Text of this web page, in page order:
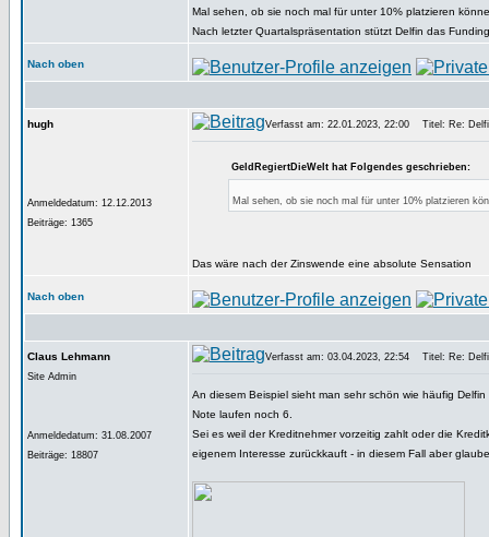
Mal sehen, ob sie noch mal für unter 10% platzieren
Nach letzter Quartalspräsentation stützt Delfin das
Nach oben
hugh
Anmeldedatum: 12.12.2013
Beiträge: 1365
Verfasst am: 22.01.2023, 22:00 Titel: Re:
GeldRegiertDieWelt hat Folgendes geschrieben:
Mal sehen, ob sie noch mal für unter 10% platzieren
Das wäre nach der Zinswende eine absolute Sensation
Nach oben
Claus Lehmann
Site Admin
Anmeldedatum: 31.08.2007
Beiträge: 18807
Verfasst am: 03.04.2023, 22:54 Titel: Re:
An diesem Beispiel sieht man sehr schön wie häufig
Note laufen noch 6.
Sei es weil der Kreditnehmer vorzeitig zahlt oder die
eigenem Interesse zurückkauft - in diesem Fall aber